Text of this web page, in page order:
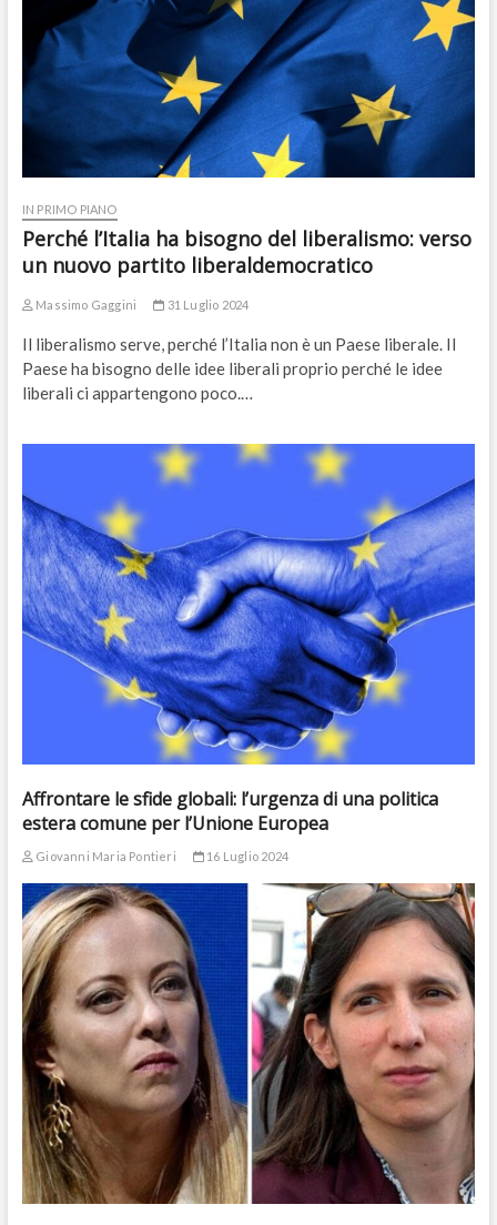
IN PRIMO PIANO
Perché l’Italia ha bisogno del liberalismo: verso
un nuovo partito liberaldemocratico
Massimo Gaggini 31 Luglio 2024
Il liberalismo serve, perché l’Italia non è un Paese liberale. Il
Paese ha bisogno delle idee liberali proprio perché le idee
liberali ci appartengono poco.…
Affrontare le sfide globali: l’urgenza di una politica
estera comune per l’Unione Europea
Giovanni Maria Pontieri 16 Luglio 2024